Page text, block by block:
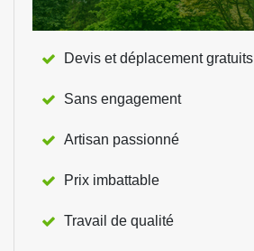
Devis et déplacement gratuits
Sans engagement
Artisan passionné
Prix imbattable
Travail de qualité